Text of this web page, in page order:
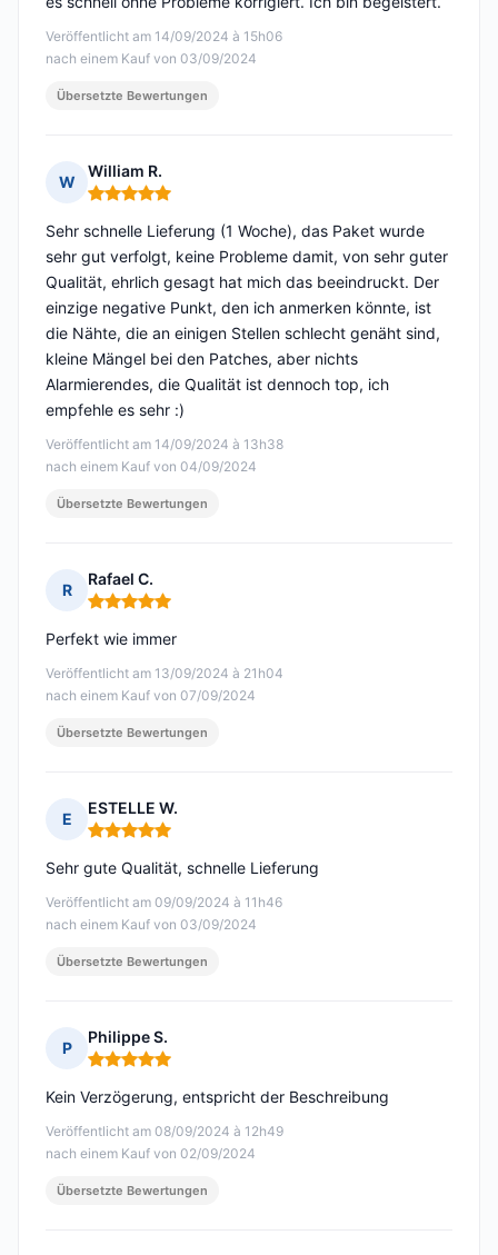
Veröffentlicht am 14/09/2024 à 15h06
nach einem Kauf von 03/09/2024
Übersetzte Bewertungen
W
William R.
Hinweis: 5 von 5
Veröffentlicht am 14/09/2024 à 13h38
nach einem Kauf von 04/09/2024
Sehr schnelle Lieferung (1 Woche), das Paket wurde
sehr gut verfolgt, keine Probleme damit, von sehr guter
Qualität, ehrlich gesagt hat mich das beeindruckt. Der
einzige negative Punkt, den ich anmerken könnte, ist
die Nähte, die an einigen Stellen schlecht genäht sind,
kleine Mängel bei den Patches, aber nichts
Alarmierendes, die Qualität ist dennoch top, ich
empfehle es sehr :)
Übersetzte Bewertungen
R
Rafael C.
Hinweis: 5 von 5
Veröffentlicht am 13/09/2024 à 21h04
nach einem Kauf von 07/09/2024
Perfekt wie immer
Übersetzte Bewertungen
E
ESTELLE W.
Hinweis: 5 von 5
Veröffentlicht am 09/09/2024 à 11h46
nach einem Kauf von 03/09/2024
Sehr gute Qualität, schnelle Lieferung
Übersetzte Bewertungen
P
Philippe S.
Hinweis: 5 von 5
Veröffentlicht am 08/09/2024 à 12h49
nach einem Kauf von 02/09/2024
Kein Verzögerung, entspricht der Beschreibung
Übersetzte Bewertungen